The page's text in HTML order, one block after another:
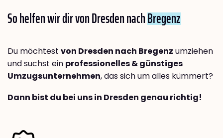
So helfen wir dir von Dresden nachBregenz
Du möchtest von Dresden nach Bregenz umziehen
und suchst ein professionelles & günstiges
Umzugsunternehmen, das sich um alles kümmert?
Dann bist du bei uns in Dresden genau richtig!